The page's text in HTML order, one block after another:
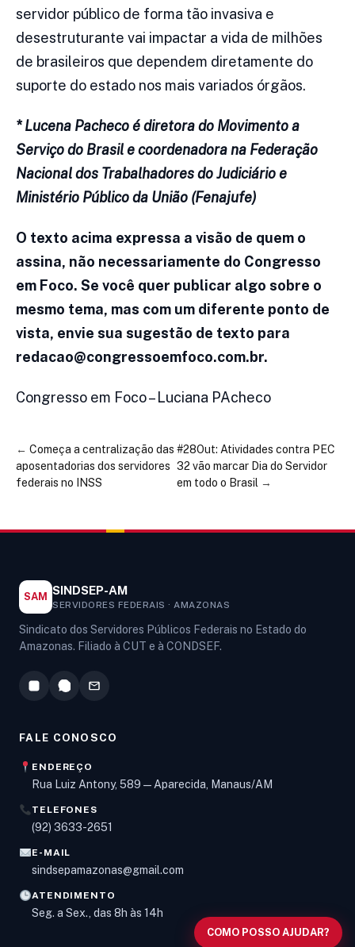
servidor público de forma tão invasiva e
desestruturante vai impactar a vida de milhões
de brasileiros que dependem diretamente do
suporte do estado nos mais variados órgãos.
* Lucena Pacheco é diretora do Movimento a
Serviço do Brasil e coordenadora na Federação
Nacional dos Trabalhadores do Judiciário e
Ministério Público da União (Fenajufe)
O texto acima expressa a visão de quem o
assina, não necessariamente do Congresso
em Foco. Se você quer publicar algo sobre o
mesmo tema, mas com um diferente ponto de
vista, envie sua sugestão de texto para
redacao@congressoemfoco.com.br.
Congresso em Foco – Luciana PAcheco
← Começa a centralização das
aposentadorias dos servidores
federais no INSS
#28Out: Atividades contra PEC
32 vão marcar Dia do Servidor
em todo o Brasil →
SAM SINDSEP-AM
SERVIDORES FEDERAIS · AMAZONAS
Sindicato dos Servidores Públicos Federais no Estado do
Amazonas. Filiado à CUT e à CONDSEF.
FALE CONOSCO
ENDEREÇO
Rua Luiz Antony, 589 — Aparecida, Manaus/AM
TELEFONES
(92) 3633-2651
E-MAIL
sindsepamazonas@gmail.com
ATENDIMENTO
Seg. a Sex., das 8h às 14h
COMO POSSO AJUDAR?
Olá! Digite um assunto e vou buscar em nossas